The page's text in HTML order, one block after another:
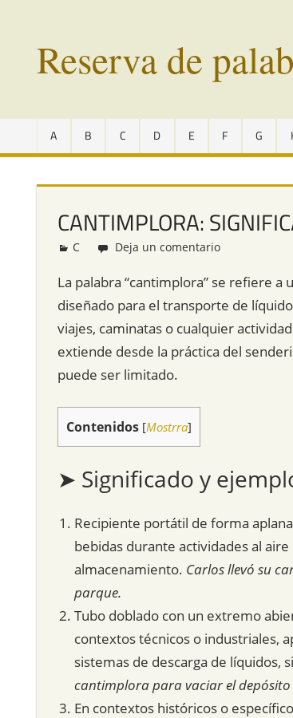
contenidoReserva de
en
vías
extinción
todo
A B C D E F G
CANTIMPLORA:
Redacción
C Deja un comentario
La palabra “cantimplora” se refiere
diseñado para el transporte de
viajes, caminatas o cualquier
extiende desde la práctica del
puede ser limitado.
Contenidos [Mostrra]
➤ Significado y
Recipiente portátil de forma
bebidas durante actividades al
almacenamiento. Carlos llevó su
parque.
Tubo doblado con un extremo
contextos técnicos o industriales,
sistemas de descarga de líquidos,
cantimplora para vaciar el depósito
En contextos históricos o